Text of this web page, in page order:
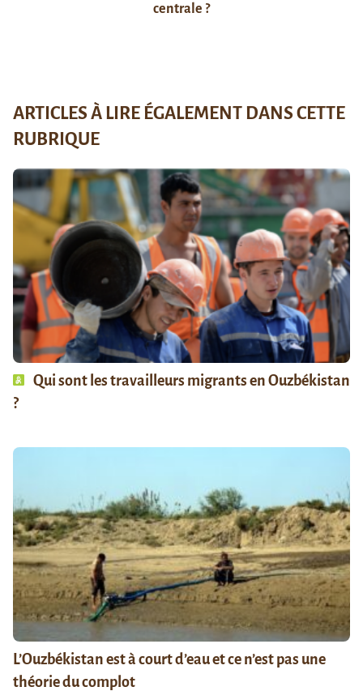
centrale ?
ARTICLES À LIRE ÉGALEMENT DANS CETTE
RUBRIQUE
Qui sont les travailleurs migrants en Ouzbékistan
?
L’Ouzbékistan est à court d’eau et ce n’est pas une
théorie du complot